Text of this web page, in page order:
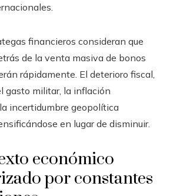
financieros consideran que
de la venta masiva de bonos
rápidamente. El deterioro fiscal,
gasto militar, la inflación
incertidumbre geopolítica
en lugar de disminuir.
económico
por constantes